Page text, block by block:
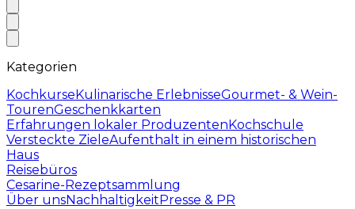
Kategorien
KochkurseKulinarische ErlebnisseGourmet- & Wein-
TourenGeschenkkarten
Erfahrungen lokaler ProduzentenKochschule
Versteckte ZieleAufenthalt in einem historischen
Haus
Reisebüros
Cesarine-Rezeptsammlung
Über unsNachhaltigkeitPresse & PR